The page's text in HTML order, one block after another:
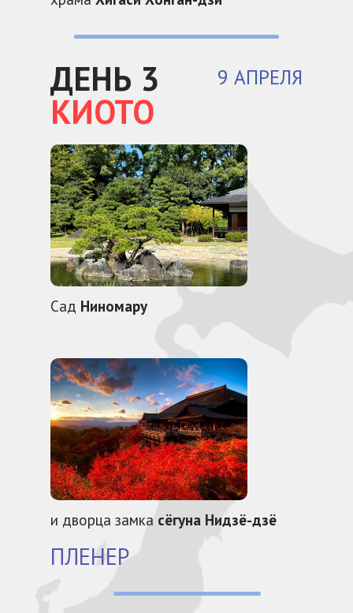
Сад Ниномару
ДЕНЬ 3
КИОТО
9 АПРЕЛЯ
и дворца замка сёгуна Нидзё-дзё
ПЛЕНЕР